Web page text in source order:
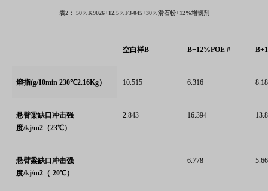
表2： 50%K9026+12.5%F3-045+30%滑石粉+12%增韧剂
空白样B B+12%POE #
熔指(g/10min 230℃2.16Kg） 10.515 6.316
悬臂梁缺口冲击强
度/kj/m2（23℃）
2.843 16.394
悬臂梁缺口冲击强
度/kj/m2（-20℃）
6.778